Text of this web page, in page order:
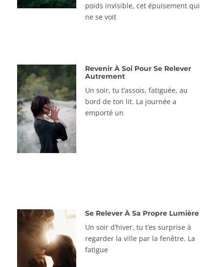
poids invisible, cet épuisement qui
ne se voit
Revenir À Soi Pour Se Relever
Autrement
Un soir, tu t’assois, fatiguée, au
bord de ton lit. La journée a
emporté un
Se Relever À Sa Propre Lumière
Un soir d’hiver, tu t’es surprise à
regarder la ville par la fenêtre. La
fatigue